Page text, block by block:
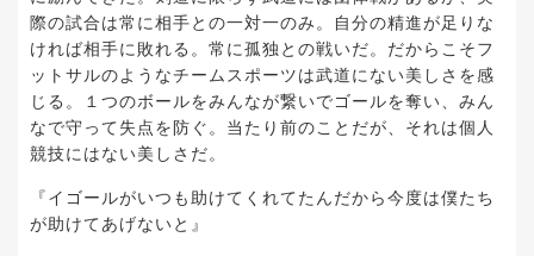
際の試合は常に相手との一対一のみ。自分の精進が足りな
ければ相手に敗れる。常に孤独との戦いだ。だからこそフ
ットサルのようなチームスポーツは武道にない美しさを感
じる。１つのボールをみんなが繋いでゴールを奪い、みん
なで守って失点を防ぐ。当たり前のことだが、それは個人
競技にはない美しさだ。
『イゴールがいつも助けてくれてたんだから今度は僕たち
が助けてあげないと』